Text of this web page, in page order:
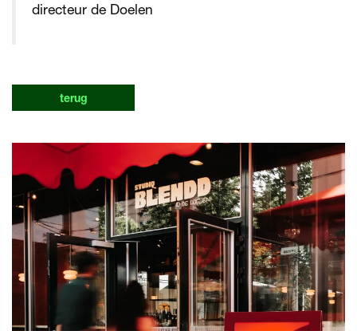
directeur de Doelen
terug